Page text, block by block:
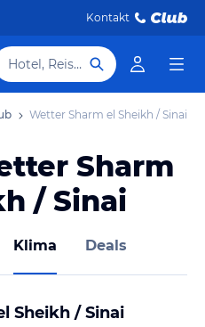
Kontakt
Hotel, Reiseziel
Wetter Sharm el Sheikh / Sinai
Sharm
/ Sinai
Klima Deals
Sheikh / Sinai